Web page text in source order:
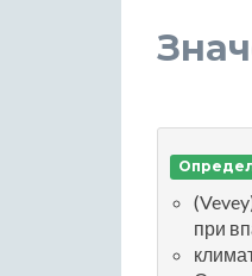
при